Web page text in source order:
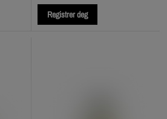
Registrer deg